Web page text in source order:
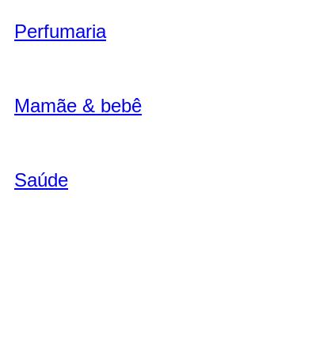
Perfumaria
Mamãe & bebê
Saúde